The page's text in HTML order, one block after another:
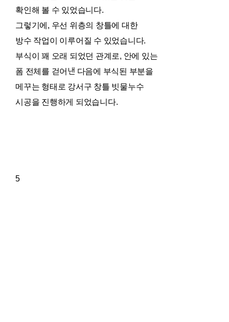
확인해 볼 수 있었습니다.
그렇기에, 우선 위층의 창틀에 대한
방수 작업이 이루어질 수 있었습니다.
부식이 꽤 오래 되었던 관계로, 안에 있는
폼 전체를 걷어낸 다음에 부식된 부분을
메꾸는 형태로 강서구 창틀 빗물누수
시공을 진행하게 되었습니다.
5